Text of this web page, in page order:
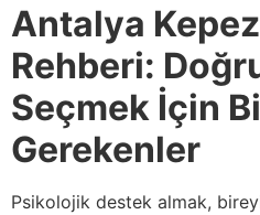
Antalya
Rehberi:
Seçmek İçin
Gerekenler
Psikolojik destek almak,